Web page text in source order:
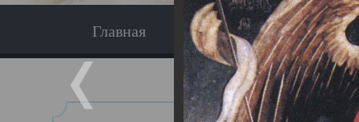
Главная Экскурсия
Главная